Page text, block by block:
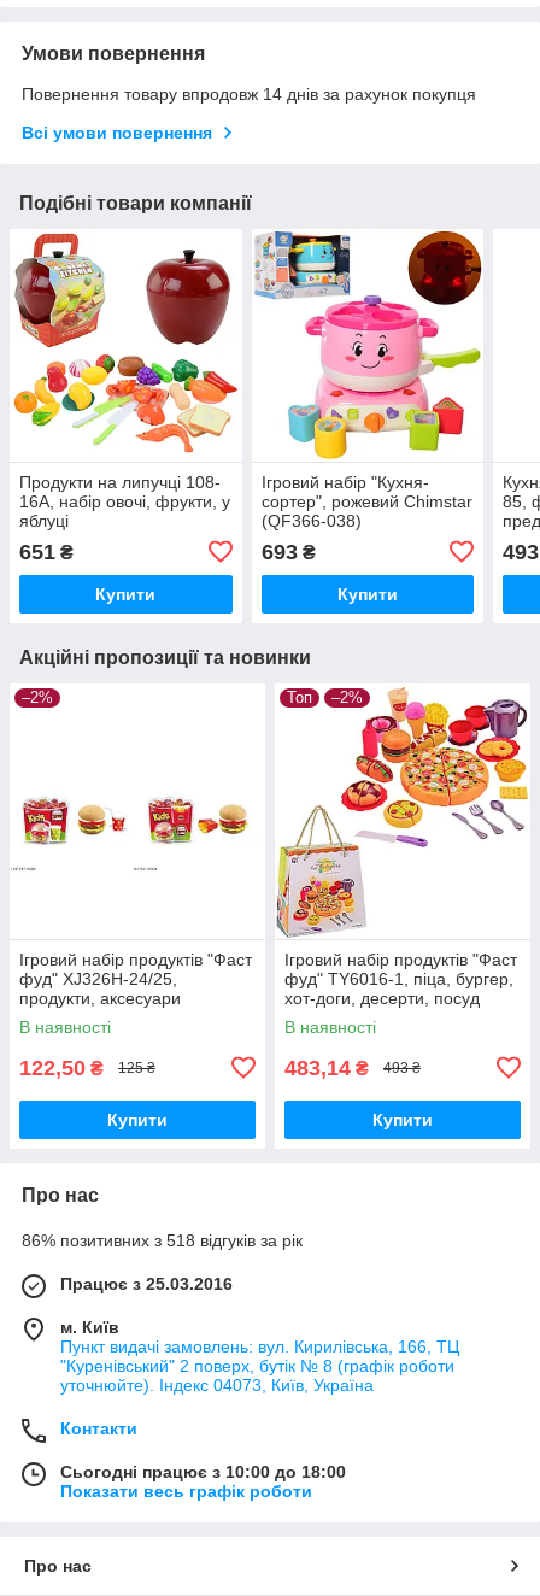
Умови повернення
Повернення товару впродовж 14 днів за рахунок покупця
Всі умови повернення
Подібні товари компанії
Продукти на липучці 108-
16A, набір овочі, фрукти, у
яблуці
651 ₴
Купити
Ігровий набір "Кухня-
сортер", рожевий Chimstar
(QF366-038)
693₴
Купити
85,
493
Акційні пропозиції та новинки
–2%
Ігровий набір продуктів "Фаст
фуд" XJ326H-24/25,
продукти, аксесуари
В наявності
122,50 ₴ 125 ₴
Купити
Топ –2%
Ігровий набір продуктів "Фаст
фуд" TY6016-1, піца, бургер,
хот-доги, десерти, посуд
В наявності
483,14 ₴ 493 ₴
Купити
Про нас
86% позитивних з 518 відгуків за рік
Працює з 25.03.2016
м. Київ
Пункт видачі замовлень: вул. Кирилівська, 166, ТЦ
"Куренівський" 2 поверх, бутік № 8 (графік роботи
уточнюйте). Індекс 04073, Київ, Україна
Контакти
Сьогодні працює з 10:00 до 18:00
Показати весь графік роботи
Про нас